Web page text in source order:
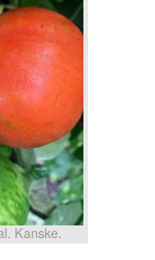
Kanske.